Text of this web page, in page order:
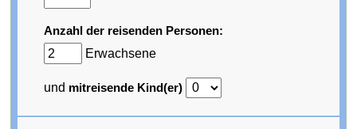
Anzahl der reisenden Personen:
Erwachsene
und mitreisende Kind(er)